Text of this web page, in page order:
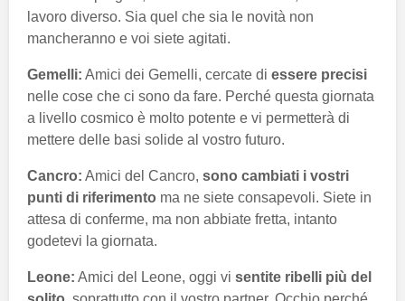
lavoro diverso. Sia quel che sia le novità non
mancheranno e voi siete agitati.
Gemelli: Amici dei Gemelli, cercate di essere precisi
nelle cose che ci sono da fare. Perché questa giornata
a livello cosmico è molto potente e vi permetterà di
mettere delle basi solide al vostro futuro.
Cancro: Amici del Cancro, sono cambiati i vostri
punti di riferimento ma ne siete consapevoli. Siete in
attesa di conferme, ma non abbiate fretta, intanto
godetevi la giornata.
Leone: Amici del Leone, oggi vi sentite ribelli più del